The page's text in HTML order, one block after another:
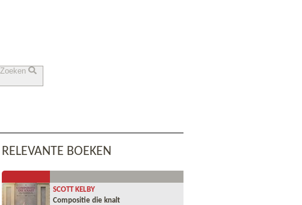
Zoeken
RELEVANTE BOEKEN
SCOTT KELBY
Compositie die knalt